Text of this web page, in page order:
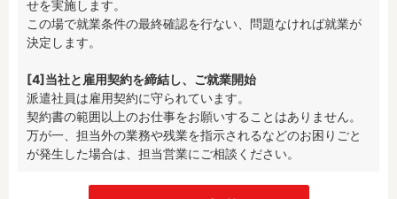
せを実施します。
この場で就業条件の最終確認を行ない、問題なければ就業が
決定します。
[4]当社と雇用契約を締結し、ご就業開始
派遣社員は雇用契約に守られています。
契約書の範囲以上のお仕事をお願いすることはありません。
万が一、担当外の業務や残業を指示されるなどのお困りごと
が発生した場合は、担当営業にご相談ください。